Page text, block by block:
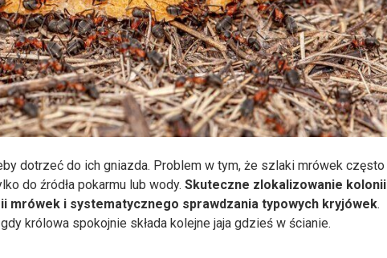
dotrzeć do ich gniazda. Problem w tym, że szlaki mrówek często
do źródła pokarmu lub wody.Skuteczne zlokalizowanie kolonii
mrówek i systematycznego sprawdzania typowych kryjówek.
królowa spokojnie składa kolejne jaja gdzieś w ścianie.